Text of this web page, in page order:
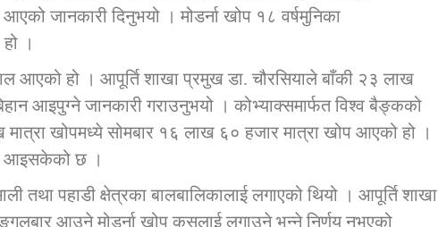
आएको जानकारी दिनुभयो । मोडर्ना खोप १८ वर्षमुनिका
।
आएको हो । आपूर्ति शाखा प्रमुख डा. चौरसियाले बाँकी २३ लाख
आइपुग्ने जानकारी गराउनुभयो । कोभ्याक्समार्फत विश्व बैङ्कको
खोपमध्ये सोमबार १६ लाख ६० हजार मात्रा खोप आएको हो ।
आइसकेको छ ।
तथा पहाडी क्षेत्रका बालबालिकालाई लगाएको थियो । आपूर्ति शाखा
आउने मोडर्ना खोप कसलाई लगाउने भन्ने निर्णय नभएको